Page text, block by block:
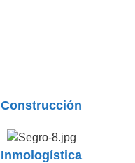
Construcción
Inmologística